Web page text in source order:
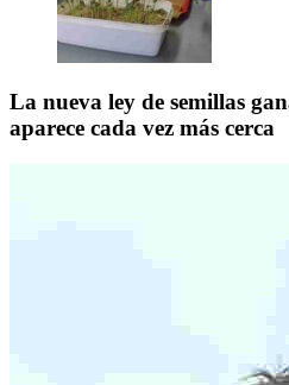
La nueva ley de semillas
aparece cada vez más cerca